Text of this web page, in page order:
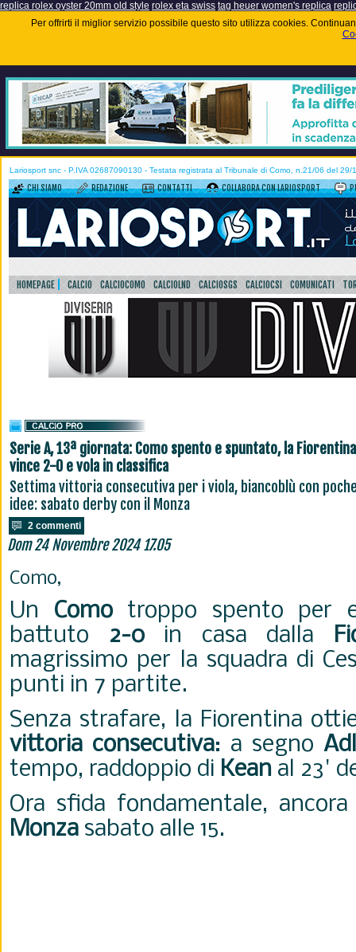
replica rolex oyster 20mm old style rolex eta swiss tag heuer women's replica
Per offrirti il miglior servizio possibile questo sito utilizza cookies.
Lariosport snc - P.IVA 02687090130 - Testata registrata al Tribunale di Como, n.21/06 del 29/
CHI SIAMO REDAZIONE CONTATTI COLLABORA CON LARIOSPORT
HOMEPAGE CALCIO CALCIOCOMO CALCIOLND CALCIOSGS CALCIOCSI COMUNICATI
Serie A, 13ª giornata: Como spento e spuntato, la Fiorentina
vince 2-0 e vola in classifica
Settima vittoria consecutiva per i viola, biancoblù con
idee: sabato derby con il Monza
2 commenti
Dom 24 Novembre 2024 17.05
Como,
Un Comotroppo spento per
battuto 2-0in casa dalla
magrissimo per la squadra di
punti in 7 partite.
Senza strafare, la Fiorentina
vittoria consecutiva: a segno
tempo, raddoppio di Kean al 23'
Ora sfida fondamentale,
Monza sabato alle 15.